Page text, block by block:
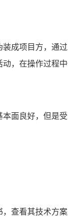
成项目方，
，在操作过程
面良好，但是
查看其技术